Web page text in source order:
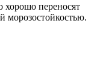
хорошо переносят
морозостойкостью.